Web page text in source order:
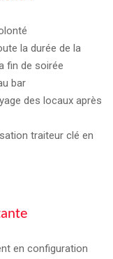
la durée de la
fin de soirée
bar
des locaux après
traiteur clé en
en configuration